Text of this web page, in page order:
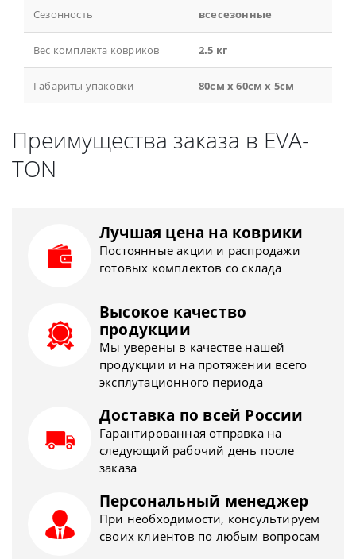
Сезонность всесезонные
Вес комплекта ковриков 2.5 кг
Габариты упаковки 80см x 60см x 5см
Преимущества заказа в EVA-
TON
Лучшая цена на коврики
Постоянные акции и распродажи
готовых комплектов со склада
Высокое качество
продукции
Мы уверены в качестве нашей
продукции и на протяжении всего
эксплутационного периода
Доставка по всей России
Гарантированная отправка на
следующий рабочий день после
заказа
Персональный менеджер
При необходимости, консультируем
своих клиентов по любым вопросам